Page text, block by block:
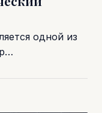
одной из